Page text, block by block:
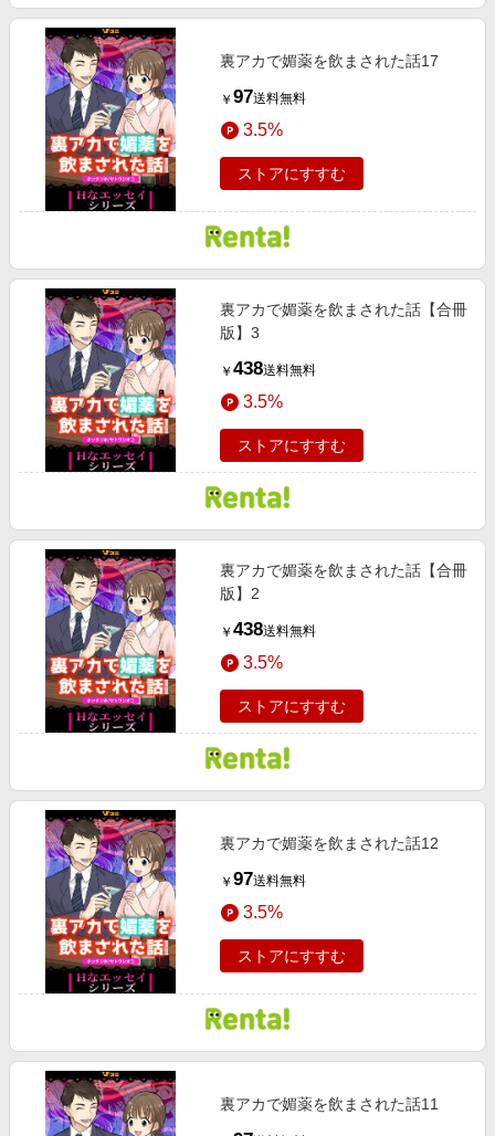
裏アカで媚薬を飲まされた話17
￥ 97送料無料
3.5%
ストアにすすむ
裏アカで媚薬を飲まされた話【合冊
版】3
￥ 438送料無料
3.5%
ストアにすすむ
裏アカで媚薬を飲まされた話【合冊
版】2
￥ 438送料無料
3.5%
ストアにすすむ
裏アカで媚薬を飲まされた話12
￥ 97送料無料
3.5%
ストアにすすむ
裏アカで媚薬を飲まされた話11